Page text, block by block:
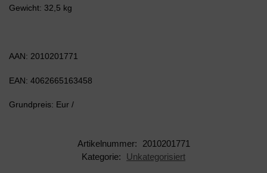
Gewicht: 32,5 kg
AAN: 2010201771
EAN: 4062665163458
Grundpreis: Eur /
Artikelnummer:
2010201771
Kategorie:
Unkategorisiert